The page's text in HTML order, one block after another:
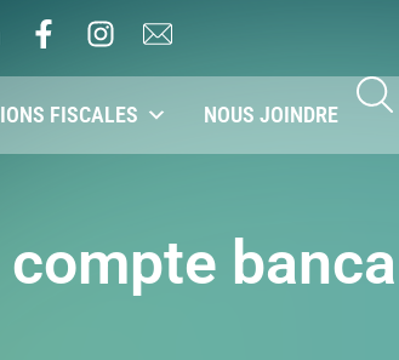
FISCALES NOUS JOINDRE